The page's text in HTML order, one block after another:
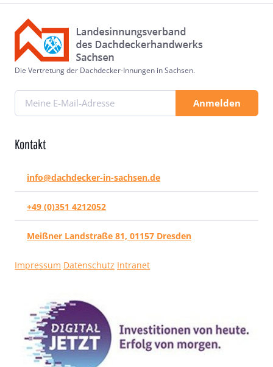
Die Vertretung der Dachdecker-Innungen in Sachsen.
Anmelden
Kontakt
info@dachdecker-in-sachsen.de
+49 (0)351 4212052
Meißner Landstraße 81, 01157 Dresden
Impressum Datenschutz Intranet